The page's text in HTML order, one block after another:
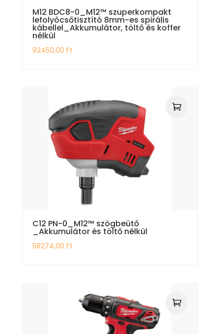
M12 BDC8-0_M12™ szuperkompakt
lefolyócsőtisztító 8mm-es spirális
kábellel_Akkumulátor, töltő és koffer
nélkül
92450,00 Ft
C12 PN-0_M12™ szögbeütő
_Akkumulátor és töltő nélkül
58274,00 Ft